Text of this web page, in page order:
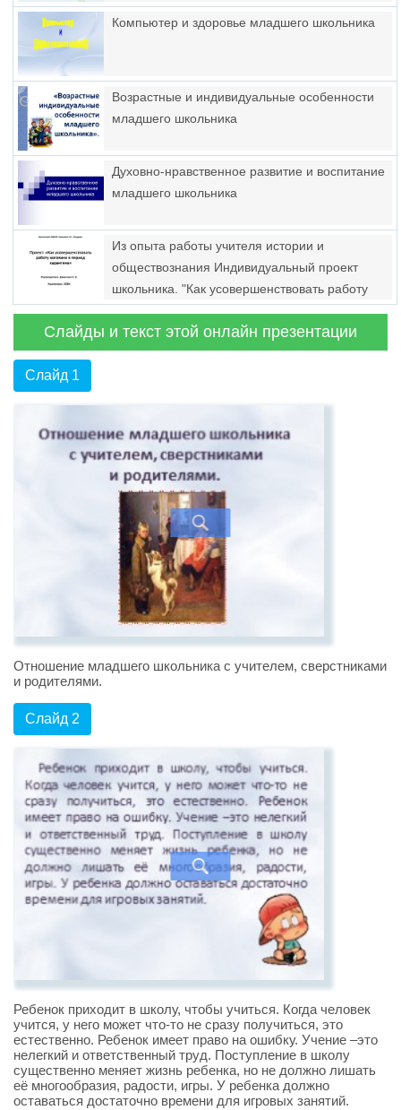
Компьютер и здоровье младшего школьника
Возрастные и индивидуальные особенности
младшего школьника
Духовно-нравственное развитие и воспитание
младшего школьника
Из опыта работы учителя истории и
обществознания Индивидуальный проект
школьника. "Как усовершенствовать работу
Слайды и текст этой онлайн презентации
Слайд 1
Отношение младшего школьника с учителем, сверстниками
и родителями.
Слайд 2
Ребенок приходит в школу, чтобы учиться. Когда человек
учится, у него может что-то не сразу получиться, это
естественно. Ребенок имеет право на ошибку. Учение –это
нелегкий и ответственный труд. Поступление в школу
существенно меняет жизнь ребенка, но не должно лишать
её многообразия, радости, игры. У ребенка должно
оставаться достаточно времени для игровых занятий.